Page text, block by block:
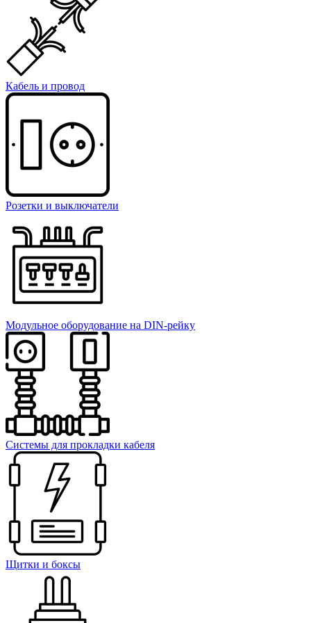
Кабель и провод
Розетки и выключатели
Модульное оборудование на DIN-рейку
Системы для прокладки кабеля
Щитки и боксы